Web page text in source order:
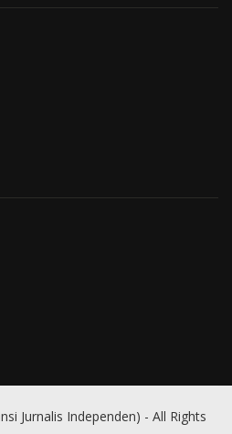
Jurnalis Independen) - All Rights